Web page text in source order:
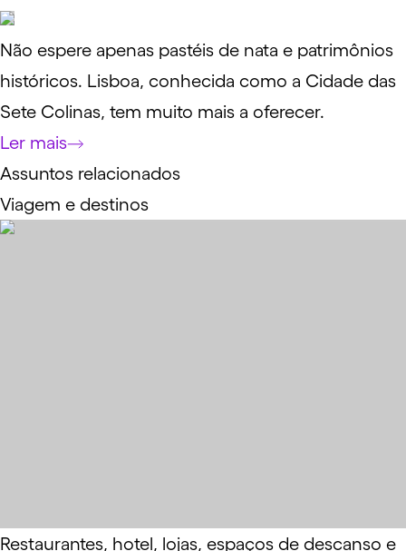
Não espere apenas pastéis de nata e patrimônios
históricos. Lisboa, conhecida como a Cidade das
Sete Colinas, tem muito mais a oferecer.
Ler mais
Assuntos relacionados
Viagem e destinos
Restaurantes, hotel, lojas, espaços de descanso e